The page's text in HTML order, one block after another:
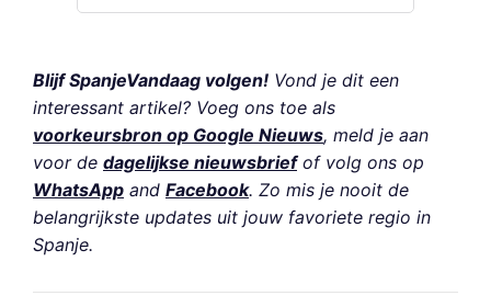
Blijf SpanjeVandaag volgen! Vond je dit een
interessant artikel? Voeg ons toe als
voorkeursbron op Google Nieuws, meld je aan
voor de dagelijkse nieuwsbriefof volg ons op
WhatsApp and Facebook. Zo mis je nooit de
belangrijkste updates uit jouw favoriete regio in
Spanje.